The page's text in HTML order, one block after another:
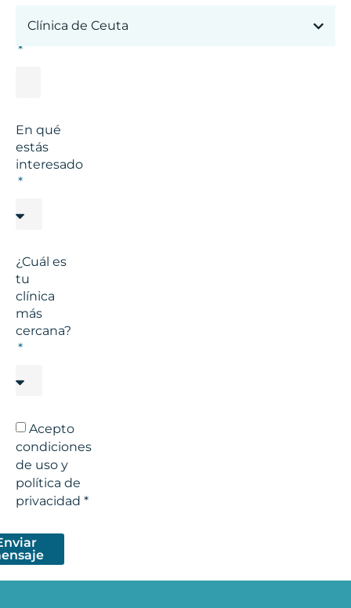
electrónico
En qué
estás
interesado
¿Cuál es
tu
clínica
más
cercana?
Acepto
condiciones
de uso y
política de
privacidad *
Clínica de Ceuta